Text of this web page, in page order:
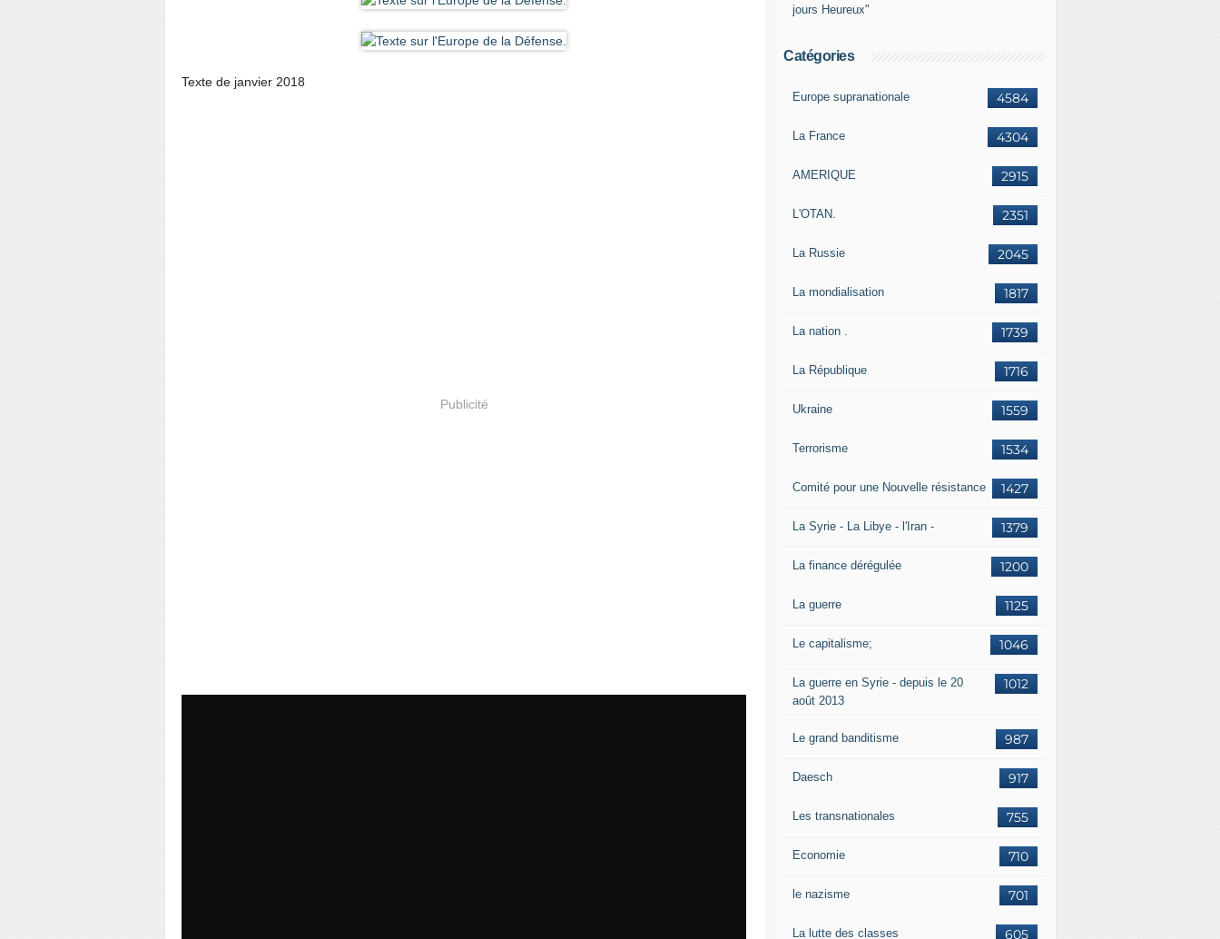
Texte de janvier 2018
Publicité
jours Heureux"
Catégories
4584
Europe supranationale
4304
La France
2915
AMERIQUE
2351
L'OTAN.
2045
La Russie
1817
La mondialisation
1739
La nation .
1716
La République
1559
Ukraine
1534
Terrorisme
1427
Comité pour une Nouvelle résistance
1379
La Syrie - La Libye - l'Iran -
1200
La finance dérégulée
1125
La guerre
1046
Le capitalisme;
1012
La guerre en Syrie - depuis le 20
août 2013
987
Le grand banditisme
917
Daesch
755
Les transnationales
710
Economie
701
le nazisme
605
La lutte des classes